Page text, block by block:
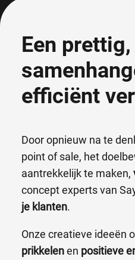
Een prettig,
efficiënt
Door opnieuw na te
point of sale, het
aantrekkelijk te maken,
concept experts van
je klanten.
Onze creatieve ideeën
prikkelenen positieve